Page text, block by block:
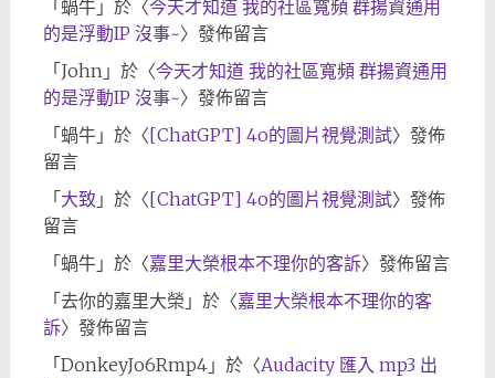
「 蝸牛」於〈今天才知道 我的社區寬頻 群揚資通用
的是浮動IP 沒事~〉發佈留言
「 John」於〈今天才知道 我的社區寬頻 群揚資通用
的是浮動IP 沒事~〉發佈留言
「 蝸牛」於〈[ChatGPT] 4o的圖片視覺測試〉發佈
留言
「 大致 」於〈[ChatGPT] 4o的圖片視覺測試〉發佈
留言
「 蝸牛」於〈嘉里大榮根本不理你的客訴〉發佈留言
「 去你的嘉里大榮 」於〈嘉里大榮根本不理你的客
訴〉發佈留言
「 DonkeyJo6Rmp4」於〈Audacity 匯入 mp3 出